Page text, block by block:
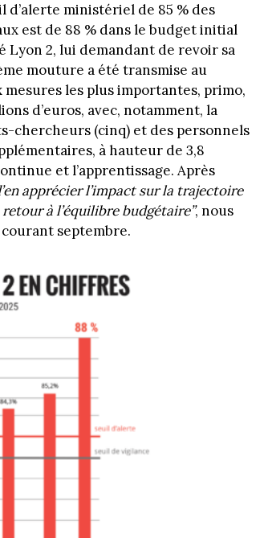
d’alerte ministériel de 85 % des
est de 88 % dans le budget initial
2, lui demandant de revoir sa
mouture a été transmise au
les plus importantes, primo,
d’euros, avec, notamment, la
chercheurs (cinq) et des personnels
à hauteur de 3,8
et l’apprentissage. Après
apprécier l’impact sur la trajectoire
à l’équilibre budgétaire”, nous
septembre.